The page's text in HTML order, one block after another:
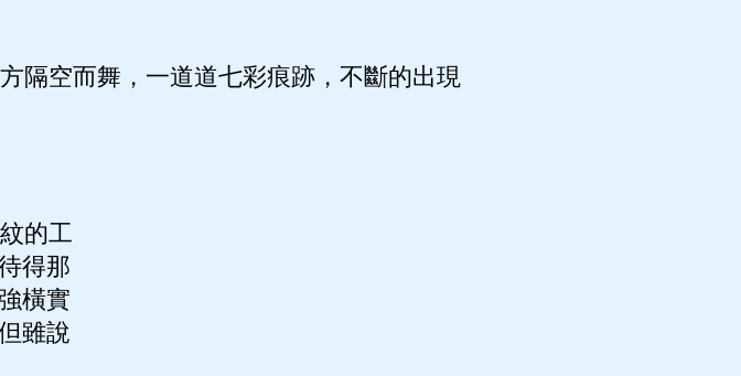
隔空而舞，一道道七彩痕跡，不斷的出現
的工
得那
橫實
雖說